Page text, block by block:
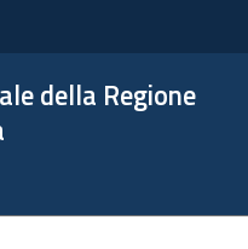
della Regione